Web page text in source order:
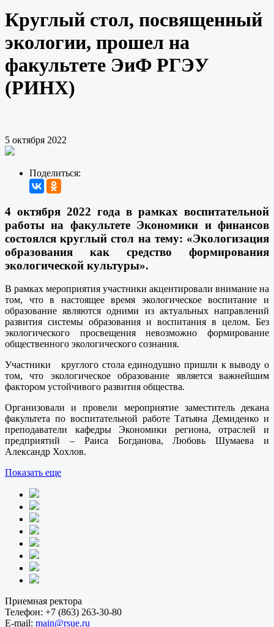
Круглый стол, посвященный
экологии, прошел на
факультете ЭиФ РГЭУ
(РИНХ)
5 октября 2022
Поделиться:
4 октября 2022 года в рамках воспитательной
работы на факультете Экономики и финансов
состоялся круглый стол на тему: «Экологизация
образования как средство формирования
экологической культуры».
В рамках мероприятия участники акцентировали внимание на
том, что в настоящее время экологическое воспитание и
образование являются одними из актуальных направлений
развития системы образования и воспитания в целом. Без
экологического просвещения невозможно формирование
общественного экологического сознания.
Участники круглого стола единодушно пришли к выводу о
том, что экологическое образование является важнейшим
фактором устойчивого развития общества.
Организовали и провели мероприятие заместитель декана
факультета по воспитательной работе Татьяна Демиденко и
преподаватели кафедры Экономики региона, отраслей и
предприятий – Раиса Богданова, Любовь Шумаева и
Александр Хохлов.
Показать еще
Приемная ректора
Телефон: +7 (863) 263-30-80
E-mail: main@rsue.ru